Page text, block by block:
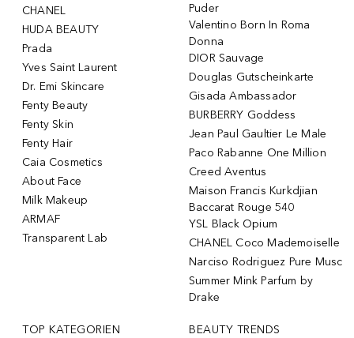
CHANEL
HUDA BEAUTY
Prada
Yves Saint Laurent
Dr. Emi Skincare
Fenty Beauty
Fenty Skin
Fenty Hair
Caia Cosmetics
About Face
Milk Makeup
ARMAF
Transparent Lab
Puder
Valentino Born In Roma
Donna
DIOR Sauvage
Douglas Gutscheinkarte
Gisada Ambassador
BURBERRY Goddess
Jean Paul Gaultier Le Male
Paco Rabanne One Million
Creed Aventus
Maison Francis Kurkdjian
Baccarat Rouge 540
YSL Black Opium
CHANEL Coco Mademoiselle
Narciso Rodriguez Pure Musc
Summer Mink Parfum by
Drake
TOP KATEGORIEN BEAUTY TRENDS